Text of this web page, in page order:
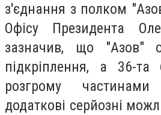
з'єднання з полком
Офісу Президента
зазначив, що "Азов"
підкріплення, а 36-та
розгрому
додаткові серйозні